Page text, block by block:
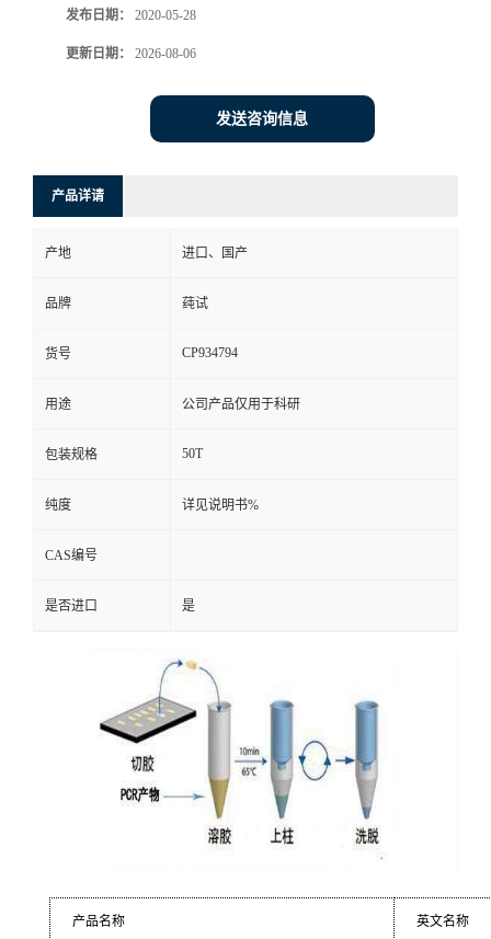
发布日期： 2020-05-28
更新日期： 2026-08-06
发送咨询信息
产品详请
产地 进口、国产
品牌 莼试
货号 CP934794
用途 公司产品仅用于科研
包装规格 50T
纯度 详见说明书%
CAS编号
是否进口 是
产品名称 英文名称